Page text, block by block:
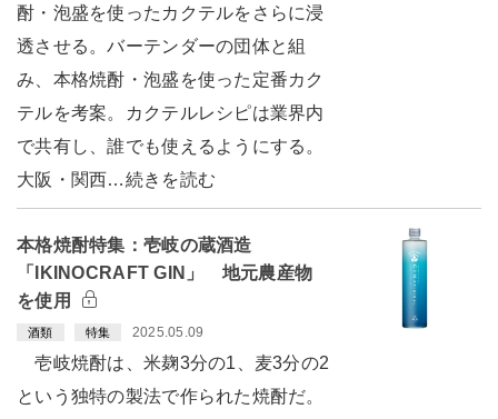
酎・泡盛を使ったカクテルをさらに浸
透させる。バーテンダーの団体と組
み、本格焼酎・泡盛を使った定番カク
テルを考案。カクテルレシピは業界内
で共有し、誰でも使えるようにする。
大阪・関西…続きを読む
本格焼酎特集：壱岐の蔵酒造
「IKINOCRAFT GIN」 地元農産物
を使用
酒類 特集 2025.05.09
壱岐焼酎は、米麹3分の1、麦3分の2
という独特の製法で作られた焼酎だ。